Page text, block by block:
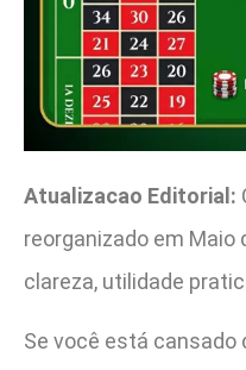
Atualizacao Editorial:
reorganizado em Maio
clareza, utilidade
Se você está cansado